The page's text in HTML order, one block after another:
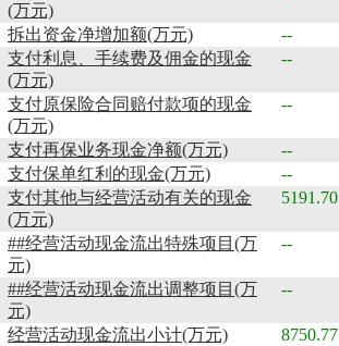
(万元)
拆出资金净增加额(万元) --
支付利息、手续费及佣金的现金
(万元)
--
支付原保险合同赔付款项的现金
(万元)
--
支付再保业务现金净额(万元) --
支付保单红利的现金(万元)
--
支付其他与经营活动有关的现金
(万元)
5191.70
##经营活动现金流出特殊项目(万
元)
--
##经营活动现金流出调整项目(万
元)
--
经营活动现金流出小计(万元) 8750.77